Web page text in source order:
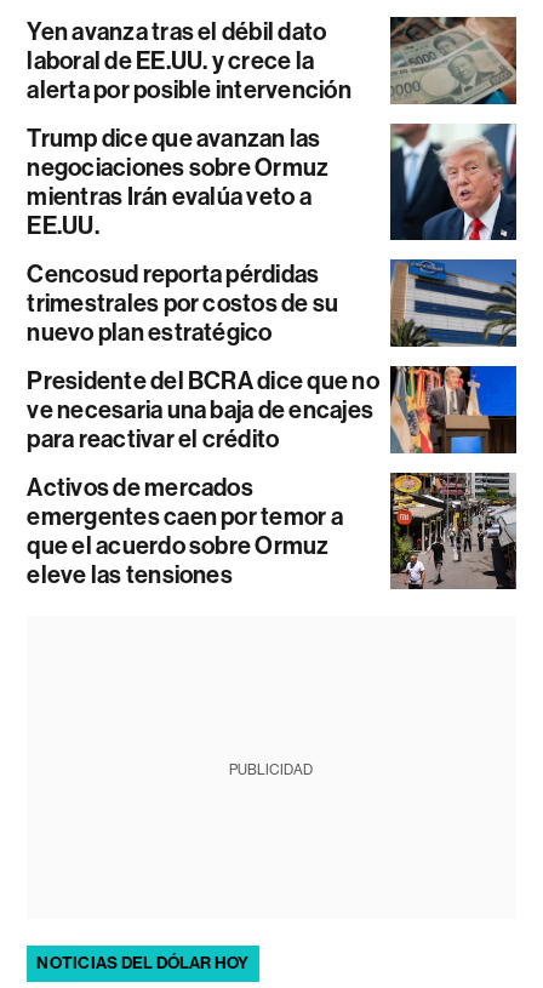
Yen avanza tras el débil dato
laboral de EE.UU. y crece la
alerta por posible intervención
Trump dice que avanzan las
negociaciones sobre Ormuz
mientras Irán evalúa veto a
EE.UU.
Cencosud reporta pérdidas
trimestrales por costos de su
nuevo plan estratégico
Presidente del BCRA dice que no
ve necesaria una baja de encajes
para reactivar el crédito
Activos de mercados
emergentes caen por temor a
que el acuerdo sobre Ormuz
eleve las tensiones
PUBLICIDAD
NOTICIAS DEL DÓLAR HOY